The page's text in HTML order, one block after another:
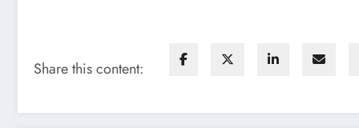
Share this content: